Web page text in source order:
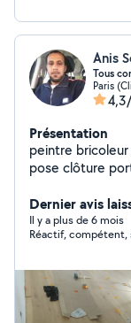
Anis
Tous
Paris
Présentation
peintre
pose clôture
Dernier avis
Il y a plus de 6 mois
Réactif, compétent,